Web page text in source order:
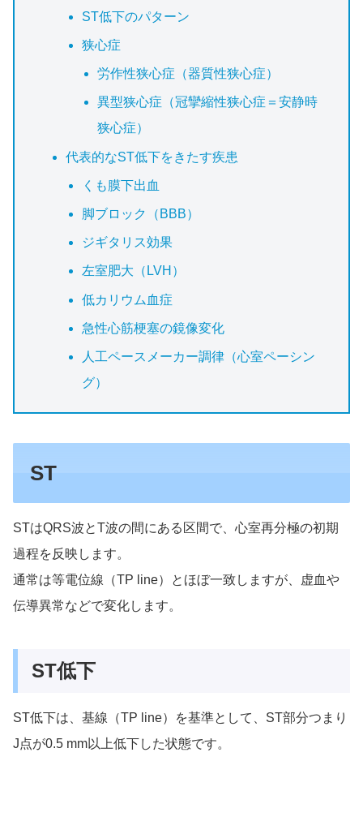
ST低下のパターン
狭心症
労作性狭心症（器質性狭心症）
異型狭心症（冠攣縮性狭心症＝安静時
狭心症）
代表的なST低下をきたす疾患
くも膜下出血
脚ブロック（BBB）
ジギタリス効果
左室肥大（LVH）
低カリウム血症
急性心筋梗塞の鏡像変化
人工ペースメーカー調律（心室ペーシン
グ）
ST
STはQRS波とT波の間にある区間で、心室再分極の初期
過程を反映します。
通常は等電位線（TP line）とほぼ一致しますが、虚血や
伝導異常などで変化します。
ST低下
ST低下は、基線（TP line）を基準として、ST部分つまり
J点が0.5 mm以上低下した状態です。